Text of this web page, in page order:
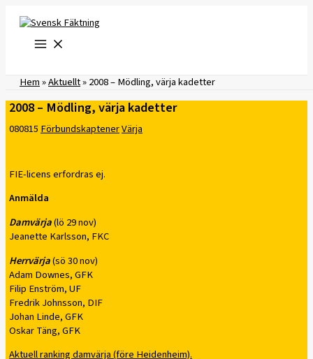
innehåll
Hem»Aktuellt»2008 – Mödling, värja kadetter
2008 – Mödling, värja kadetter
080815FörbundskaptenerVärja
FIE-licens erfordras ej.
Anmälda
Damvärja(lö 29 nov)
Jeanette Karlsson, FKC
Herrvärja(sö 30 nov)
Adam Downes, GFK
Filip Enström, UF
Fredrik Johnsson, DIF
Johan Linde, GFK
Oskar Täng, GFK
Aktuell ranking damvärja (före Heidenheim).